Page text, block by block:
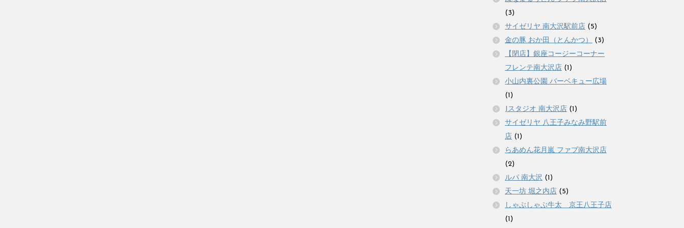
(3)
サイゼリヤ 南大沢駅前店 (5)
金の豚 おか田（とんかつ）
(3)
【閉店】銀座コージーコーナー
フレンテ南大沢店 (1)
小山内裏公園 バーベキュー広場
(1)
Jスタジオ 南大沢店 (1)
サイゼリヤ 八王子みなみ野駅前
店 (1)
らあめん花月嵐 ファブ南大沢店
(2)
ルパ 南大沢 (1)
天一坊 堀之内店 (5)
しゃぶしゃぶ牛太 京王八王子店
(1)